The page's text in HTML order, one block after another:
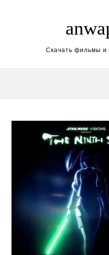
Скачать фильмы